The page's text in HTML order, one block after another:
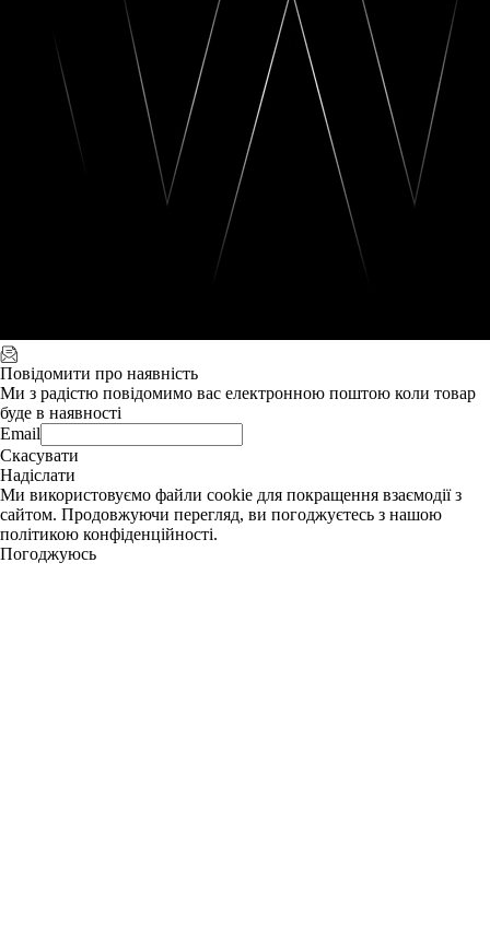
Повідомити про наявність
Ми з радістю повідомимо вас електронною поштою коли товар
буде в наявності
Email
Скасувати
Надіслати
Ми використовуємо файли cookie для покращення взаємодії з
сайтом. Продовжуючи перегляд, ви погоджуєтесь з нашою
політикою конфіденційності.
Погоджуюсь